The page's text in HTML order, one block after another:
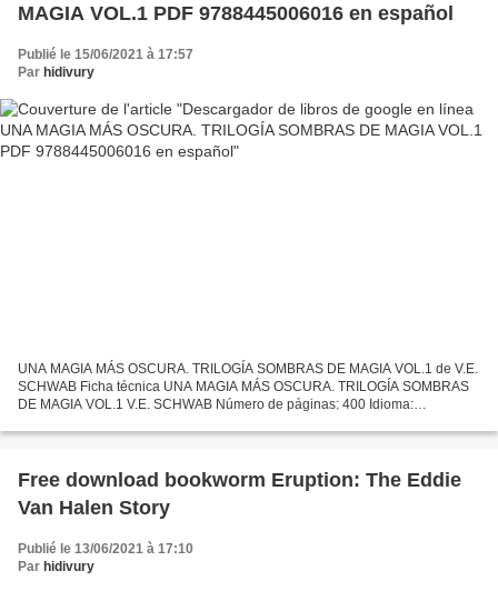
MAGIA VOL.1 PDF 9788445006016 en español
Publié le 15/06/2021 à 17:57
Par hidivury
UNA MAGIA MÁS OSCURA. TRILOGÍA SOMBRAS DE MAGIA VOL.1 de V.E.
SCHWAB Ficha técnica UNA MAGIA MÁS OSCURA. TRILOGÍA SOMBRAS
DE MAGIA VOL.1 V.E. SCHWAB Número de páginas: 400 Idioma:
Editorial:...
Free download bookworm Eruption: The Eddie
Van Halen Story
Publié le 13/06/2021 à 17:10
Par hidivury